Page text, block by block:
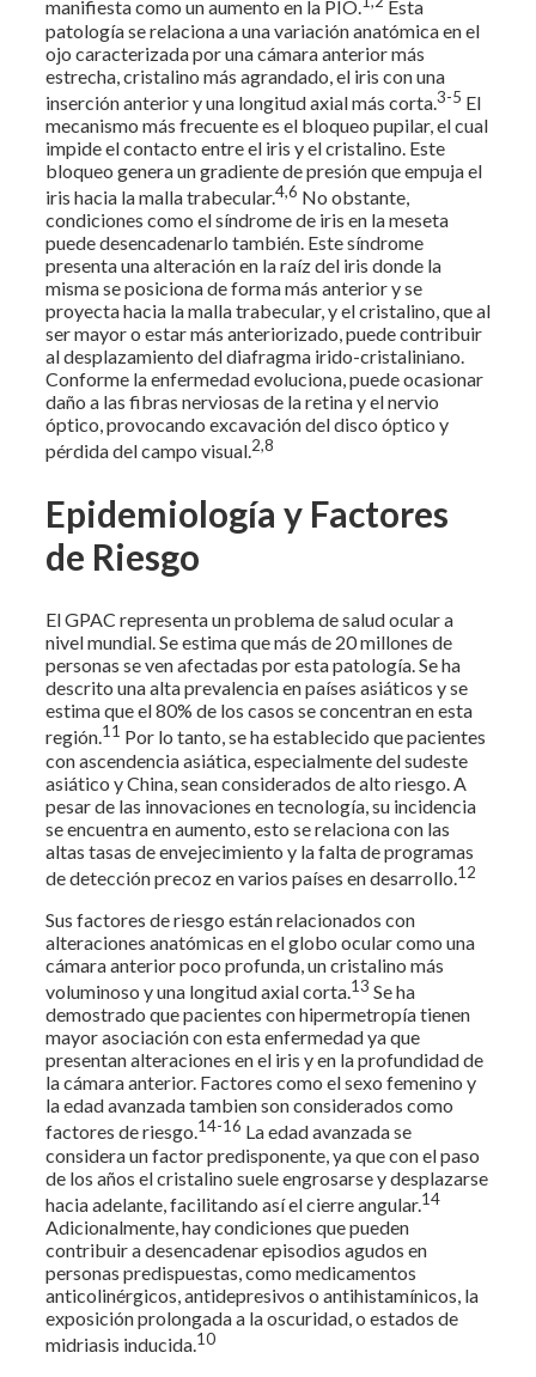
manifiesta como un aumento en la PIO.
Esta
patología se relaciona a una variación anatómica en el
ojo caracterizada por una cámara anterior más
estrecha, cristalino más agrandado, el iris con una
inserción anterior y una longitud axial más corta.3-5 El
mecanismo más frecuente es el bloqueo pupilar, el cual
impide el contacto entre el iris y el cristalino. Este
bloqueo genera un gradiente de presión que empuja el
iris hacia la malla trabecular.4,6 No obstante,
condiciones como el síndrome de iris en la meseta
puede desencadenarlo también. Este síndrome
presenta una alteración en la raíz del iris donde la
misma se posiciona de forma más anterior y se
proyecta hacia la malla trabecular, y el cristalino, que al
ser mayor o estar más anteriorizado, puede contribuir
al desplazamiento del diafragma irido-cristaliniano.
Conforme la enfermedad evoluciona, puede ocasionar
daño a las fibras nerviosas de la retina y el nervio
óptico, provocando excavación del disco óptico y
pérdida del campo visual.2,8
Epidemiología y Factores
de Riesgo
El GPAC representa un problema de salud ocular a
nivel mundial. Se estima que más de 20 millones de
personas se ven afectadas por esta patología. Se ha
descrito una alta prevalencia en países asiáticos y se
estima que el 80% de los casos se concentran en esta
región.11 Por lo tanto, se ha establecido que pacientes
con ascendencia asiática, especialmente del sudeste
asiático y China, sean considerados de alto riesgo. A
pesar de las innovaciones en tecnología, su incidencia
se encuentra en aumento, esto se relaciona con las
altas tasas de envejecimiento y la falta de programas
de detección precoz en varios países en desarrollo.12
Sus factores de riesgo están relacionados con
alteraciones anatómicas en el globo ocular como una
cámara anterior poco profunda, un cristalino más
voluminoso y una longitud axial corta.13 Se ha
demostrado que pacientes con hipermetropía tienen
mayor asociación con esta enfermedad ya que
presentan alteraciones en el iris y en la profundidad de
la cámara anterior. Factores como el sexo femenino y
la edad avanzada tambien son considerados como
factores de riesgo.14-16 La edad avanzada se
considera un factor predisponente, ya que con el paso
de los años el cristalino suele engrosarse y desplazarse
hacia adelante, facilitando así el cierre angular.14
Adicionalmente, hay condiciones que pueden
contribuir a desencadenar episodios agudos en
personas predispuestas, como medicamentos
anticolinérgicos, antidepresivos o antihistamínicos, la
exposición prolongada a la oscuridad, o estados de
midriasis inducida.10